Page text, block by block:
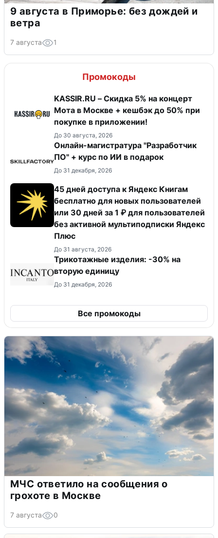
9 августа в Приморье: без дождей и
ветра
7 августа 1
Промокоды
KASSIR.RU – Скидка 5% на концерт
Мота в Москве + кешбэк до 50% при
покупке в приложении!
До 30 августа, 2026
Онлайн-магистратура "Разработчик
ПО" + курс по ИИ в подарок
До 31 декабря, 2026
45 дней доступа к Яндекс Книгам
бесплатно для новых пользователей
или 30 дней за 1 ₽ для пользователей
без активной мультиподписки Яндекс
Плюс
До 31 августа, 2026
Трикотажные изделия: -30% на
вторую единицу
До 31 декабря, 2026
Все промокоды
МЧС ответило на сообщения о
грохоте в Москве
7 августа 0